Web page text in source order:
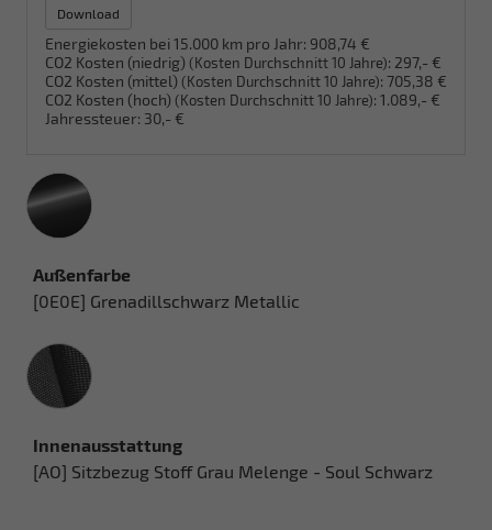
Download
Energiekosten bei 15.000 km pro Jahr: 908,74 €
CO2 Kosten (niedrig) (Kosten Durchschnitt 10 Jahre): 297,- €
CO2 Kosten (mittel) (Kosten Durchschnitt 10 Jahre): 705,38 €
CO2 Kosten (hoch) (Kosten Durchschnitt 10 Jahre): 1.089,- €
Jahressteuer: 30,- €
Außenfarbe
[0E0E] Grenadillschwarz Metallic
Innenausstattung
Innenausstattung
[AO] Sitzbezug Stoff Grau Melenge - Soul Schwarz